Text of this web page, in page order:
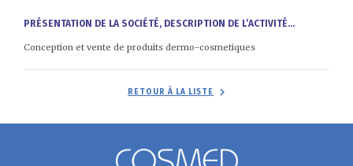
PRÉSENTATION DE LA SOCIÉTÉ, DESCRIPTION DE L’ACTIVITÉ...
Conception et vente de produits dermo-cosmetiques
RETOUR À LA LISTE